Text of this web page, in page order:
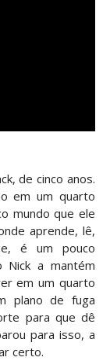
de cinco anos.
em um quarto
mundo que ele
aprende, lê,
é um pouco
a mantém
em um quarto
plano de fuga
para que dê
para isso, a
certo.